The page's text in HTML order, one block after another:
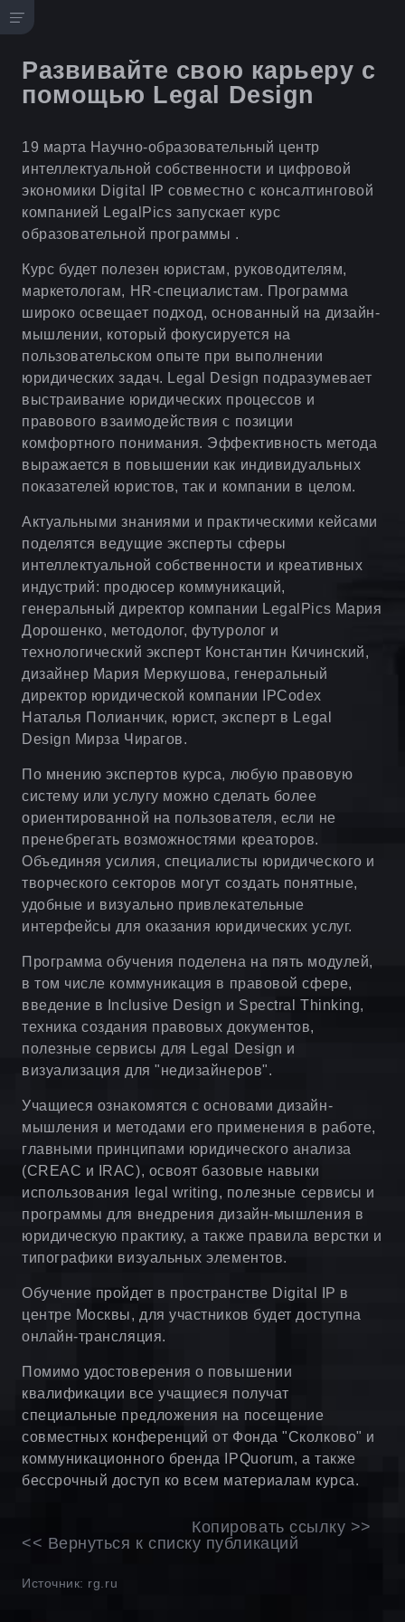
Развивайте свою карьеру с
помощью Legal Design
19 марта Научно-образовательный центр
интеллектуальной собственности и цифровой
экономики Digital IP совместно с консалтинговой
компанией LegalPics запускает курс
образовательной программы .
Курс будет полезен юристам, руководителям,
маркетологам, HR-специалистам. Программа
широко освещает подход, основанный на дизайн-
мышлении, который фокусируется на
пользовательском опыте при выполнении
юридических задач. Legal Design подразумевает
выстраивание юридических процессов и
правового взаимодействия с позиции
комфортного понимания. Эффективность метода
выражается в повышении как индивидуальных
показателей юристов, так и компании в целом.
Актуальными знаниями и практическими кейсами
поделятся ведущие эксперты сферы
интеллектуальной собственности и креативных
индустрий: продюсер коммуникаций,
генеральный директор компании LegalPics Мария
Дорошенко, методолог, футуролог и
технологический эксперт Константин Кичинский,
дизайнер Мария Меркушова, генеральный
директор юридической компании IPCodex
Наталья Полианчик, юрист, эксперт в Legal
Design Мирза Чирагов.
По мнению экспертов курса, любую правовую
систему или услугу можно сделать более
ориентированной на пользователя, если не
пренебрегать возможностями креаторов.
Объединяя усилия, специалисты юридического и
творческого секторов могут создать понятные,
удобные и визуально привлекательные
интерфейсы для оказания юридических услуг.
Программа обучения поделена на пять модулей,
в том числе коммуникация в правовой сфере,
введение в Inclusive Design и Spectral Thinking,
техника создания правовых документов,
полезные сервисы для Legal Design и
визуализация для "недизайнеров".
Учащиеся ознакомятся с основами дизайн-
мышления и методами его применения в работе,
главными принципами юридического анализа
(CREAC и IRAC), освоят базовые навыки
использования legal writing, полезные сервисы и
программы для внедрения дизайн-мышления в
юридическую практику, а также правила верстки и
типографики визуальных элементов.
Обучение пройдет в пространстве Digital IP в
центре Москвы, для участников будет доступна
онлайн-трансляция.
Помимо удостоверения о повышении
квалификации все учащиеся получат
специальные предложения на посещение
совместных конференций от Фонда "Сколково" и
коммуникационного бренда IPQuorum, а также
бессрочный доступ ко всем материалам курса.
Копировать ссылку >>
<< Вернуться к списку публикаций
Источник: rg.ru